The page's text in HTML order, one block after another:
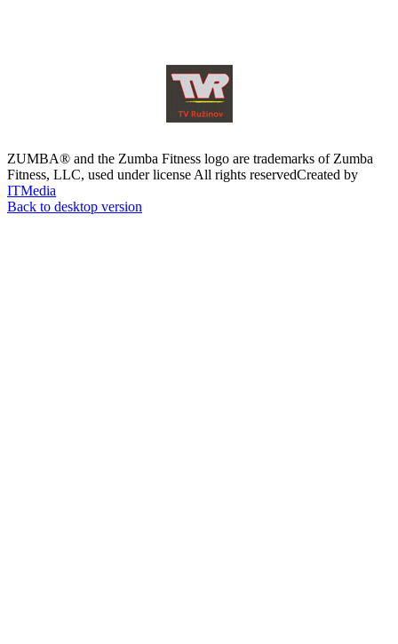
ZUMBA® and the Zumba Fitness logo are trademarks of Zumba
Fitness, LLC, used under license All rights reservedCreated by
ITMedia
Back to desktop version